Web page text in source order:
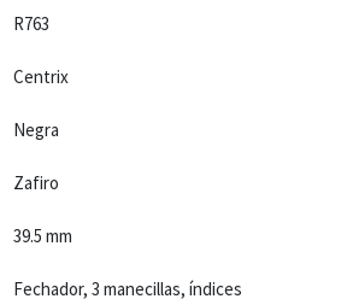
R763
Centrix
Negra
Zafiro
39.5 mm
Fechador, 3 manecillas, índices